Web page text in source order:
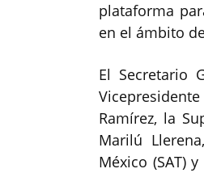
plataforma
en el ámbito
El Secretario
Ramírez, la
Marilú
México (SAT)